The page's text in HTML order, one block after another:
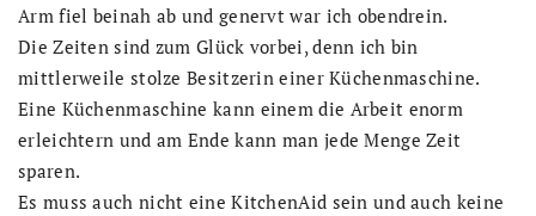
Arm fiel beinah ab und genervt war ich obendrein.
Die Zeiten sind zum Glück vorbei, denn ich bin
mittlerweile stolze Besitzerin einer Küchenmaschine.
Eine Küchenmaschine kann einem die Arbeit enorm
erleichtern und am Ende kann man jede Menge Zeit
sparen.
Es muss auch nicht eine KitchenAid sein und auch keine